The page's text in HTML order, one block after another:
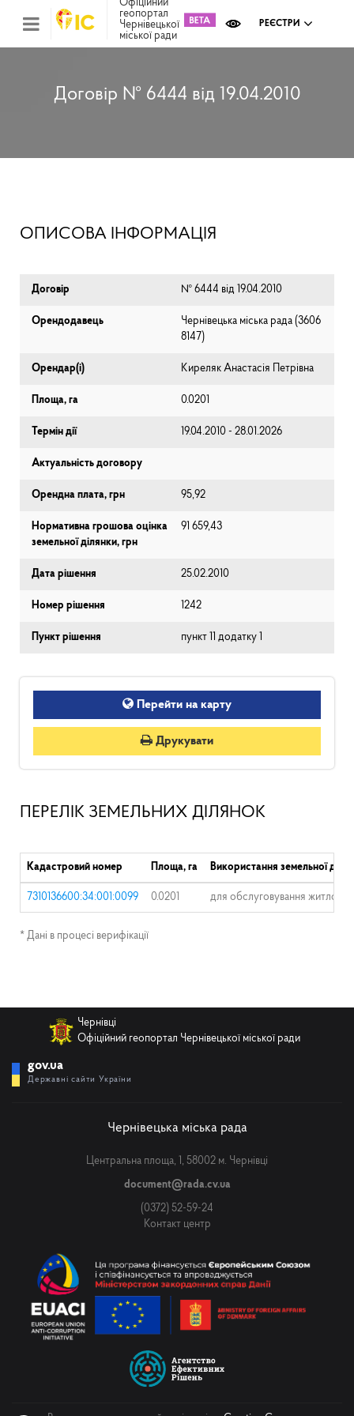
Офіційний
геопортал
Чернівецької
міської ради
РЕЄСТРИ
Договір № 6444 від 19.04.2010
ОПИСОВА ІНФОРМАЦІЯ
Договір № 6444 від 19.04.2010
Орендодавець
Чернівецька міська рада (⁨3606
8147⁩)
Орендар(і) Киреляк Анастасія Петрівна
Площа, га 0.0201
Термін дії 19.04.2010 - 28.01.2026
Актуальність договору
Орендна плата, грн 95,92
Нормативна грошова оцінка
земельної ділянки, грн
91 659,43
Дата рішення 25.02.2010
Номер рішення 1242
Пункт рішення пункт 11 додатку 1
Перейти на карту
Друкувати
ПЕРЕЛІК ЗЕМЕЛЬНИХ ДІЛЯНОК
Кадастровий номер Площа, га Використання земельної
7310136600:34:001:0099 0.0201 для обслуговування
* Дані в процесі верифікації
Чернівці
Офіційний геопортал Чернівецької міської ради
gov.ua
Державні сайти України
Чернівецька міська рада
Центральна площа, 1, 58002 м. Чернівці
document@rada.cv.ua
(0372) 52-59-24
Контакт центр